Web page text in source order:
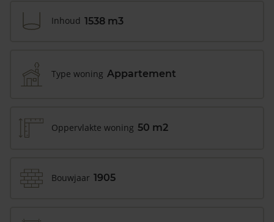
Inhoud 1538 m3
Type woning Appartement
Oppervlakte woning 50 m2
Bouwjaar 1905